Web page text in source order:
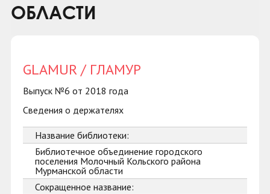
ОБЛАСТИ
GLAMUR / ГЛАМУР
Выпуск №6 от 2018 года
Сведения о держателях
Название библиотеки:
Библиотечное объединение городского
поселения Молочный Кольского района
Мурманской области
Сокращенное название: